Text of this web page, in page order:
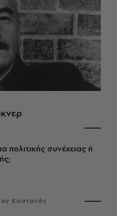
πολιτικής συνέχειας ή
Καστανάς